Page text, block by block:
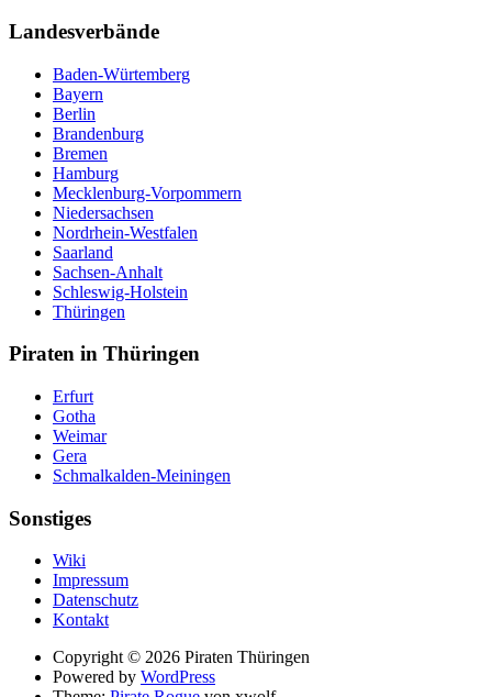
Landesverbände
Baden-Würtemberg
Bayern
Berlin
Brandenburg
Bremen
Hamburg
Mecklenburg-Vorpommern
Niedersachsen
Nordrhein-Westfalen
Saarland
Sachsen-Anhalt
Schleswig-Holstein
Thüringen
Piraten in Thüringen
Erfurt
Gotha
Weimar
Gera
Schmalkalden-Meiningen
Sonstiges
Wiki
Impressum
Datenschutz
Kontakt
Suche
Copyright © 2026 Piraten Thüringen
Powered by WordPress